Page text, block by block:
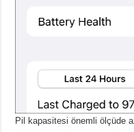
Pil kapasitesi önemli ölçüde